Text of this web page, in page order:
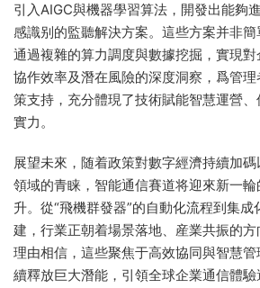
引入AIGC與機器學習算法，開發出能夠
感識别的監聽解決方案。這些方案并非
通過複雜的算力調度與數據挖掘，實現對
協作效率及潛在風險的深度洞察，爲管
策支持，充分體現了技術賦能智慧運營
實力。
展望未來，随着政策對數字經濟持續加
領域的青睐，智能通信賽道将迎來新一
升。從“飛機群發器”的自動化流程到集
建，行業正朝着場景落地、産業共振的
理由相信，這些聚焦于高效協同與智慧
續釋放巨大潛能，引領全球企業通信體